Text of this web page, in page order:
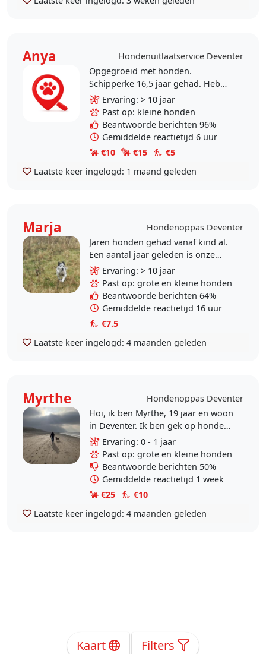
Anya
Hondenuitlaatservice Deventer
Opgegroeid met honden.
Schipperke 16,5 jaar gehad. Heb
zelf nu een Boomer Spot 2015 en
sinds een jaar een Griekse
ondeugd Yassou 2019. Beide
reutjes..
Ervaring: > 10 jaar
Past op: kleine honden
Beantwoorde berichten 96%
Gemiddelde reactietijd 6 uur
€10
€15
€5
Laatste keer ingelogd: 1 maand geleden
Marja
Hondenoppas Deventer
Jaren honden gehad vanaf kind al.
Een aantal jaar geleden is onze
laatste hond, kruising dalmaat
overleden op 15 jarige leeftijd.
Voorlopig zelf geen..
Ervaring: > 10 jaar
Past op: grote en kleine honden
Beantwoorde berichten 64%
Gemiddelde reactietijd 16 uur
€7.5
Laatste keer ingelogd: 4 maanden geleden
Myrthe
Hondenoppas Deventer
Hoi, ik ben Myrthe, 19 jaar en woon
in Deventer. Ik ben gek op honden
en heb zelf 1 hond thuis. Naast
mijn studie wil ik graag iets
bijverdienen..
Ervaring: 0 - 1 jaar
Past op: grote en kleine honden
Beantwoorde berichten 50%
Gemiddelde reactietijd 1 week
€25
€10
Laatste keer ingelogd: 4 maanden geleden
Kaart Filters